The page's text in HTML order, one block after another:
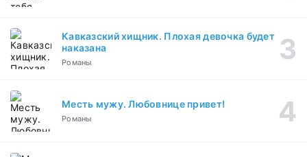
Кавказский хищник. Плохая девочка будет
наказана
Романы
Месть мужу. Любовнице привет!
Романы